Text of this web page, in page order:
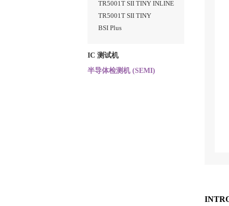
TR5001T SII TINY INLINE
TR5001T SII TINY
BSI Plus
IC 测试机
半导体检测机 (SEMI)